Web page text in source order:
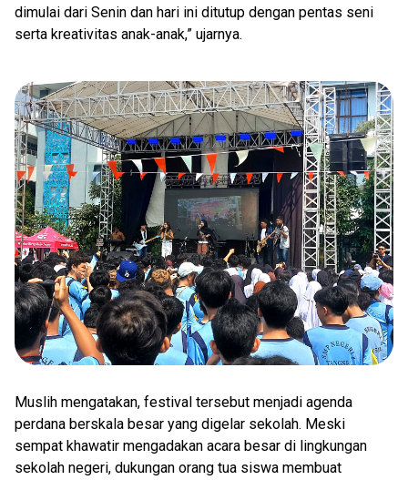
dimulai dari Senin dan hari ini ditutup dengan pentas seni
serta kreativitas anak-anak,” ujarnya.
Muslih mengatakan, festival tersebut menjadi agenda
perdana berskala besar yang digelar sekolah. Meski
sempat khawatir mengadakan acara besar di lingkungan
sekolah negeri, dukungan orang tua siswa membuat